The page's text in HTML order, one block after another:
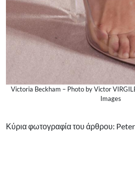
Victoria Beckham – Photo by Victor
Images
Κύρια φωτογραφία του άρθρου: